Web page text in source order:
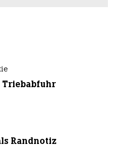
Triebabfuhr
Randnotiz